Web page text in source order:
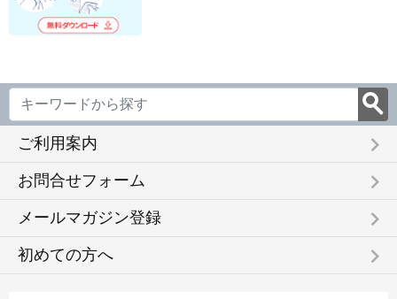
ご利用案内 keyboard_arrow_right
お問合せフォーム keyboard_arrow_right
メールマガジン登録 keyboard_arrow_right
初めての方へ keyboard_arrow_right